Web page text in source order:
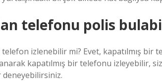
telefonu polis
izlenebilir mi? Evet, kapatılmış bir
kapatılmış bir telefonu izleyebilir,